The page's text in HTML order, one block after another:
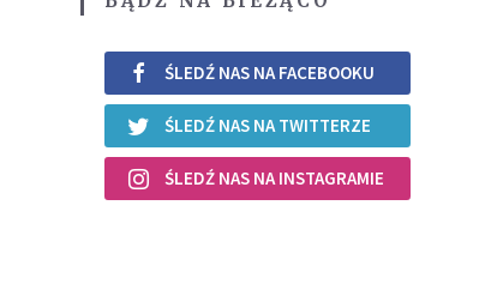
ŚLEDŹ NAS NA FACEBOOKU
ŚLEDŹ NAS NA TWITTERZE
ŚLEDŹ NAS NA INSTAGRAMIE